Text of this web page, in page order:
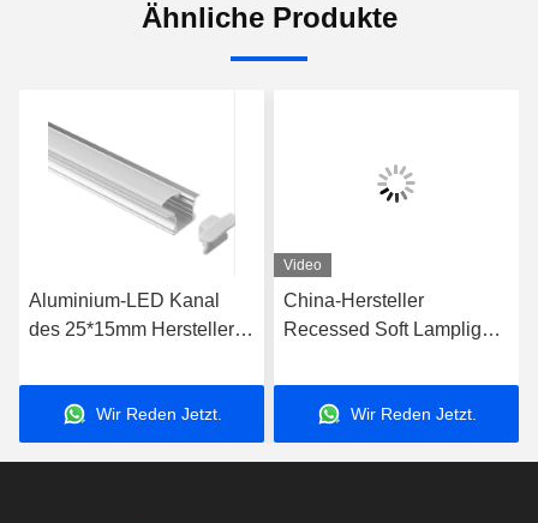
Ähnliche Produkte
Aluminium-LED Kanal
des 25*15mm Hersteller-
Customized-Längen-
Profil-LEDWir Reden Jetzt.
Video
China-Hersteller
Recessed Soft Lamplight
der Aluminiumlegierungs-
LED
Wir Reden Jetzt.